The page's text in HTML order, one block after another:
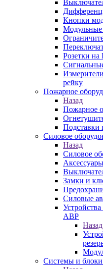
Кнопки
Модульные
Розетки
рейку
Пожарное
Назад
Пожарное
Подставки
Силовое
Назад
Силовое
Замки и
Силовые
Устройства
АВР
Назад
Системы и